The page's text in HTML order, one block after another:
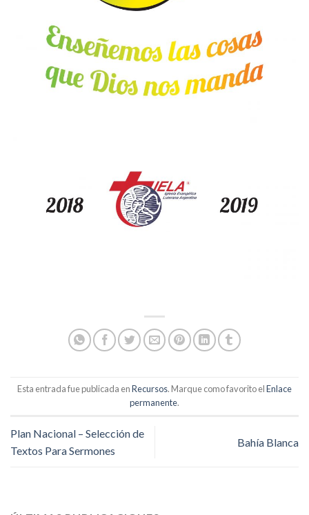
Esta entrada fue publicada enRecursos. Marque como favorito elEnlace
permanente.
Plan Nacional – Selección de
Textos Para Sermones
Bahía Blanca